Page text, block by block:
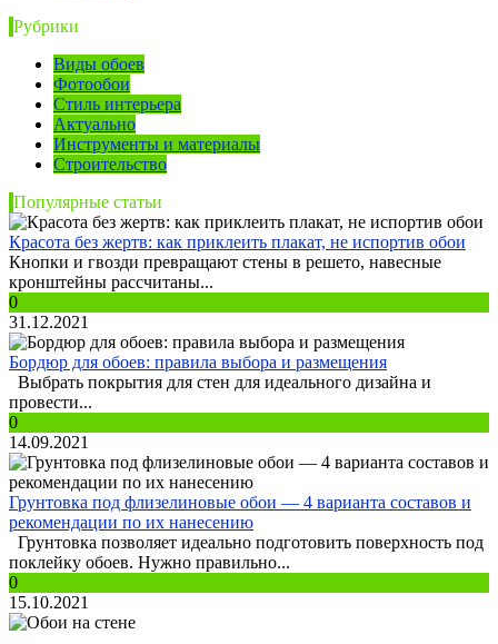
Рубрики
Виды обоев
Фотообои
Стиль интерьера
Актуально
Инструменты и материалы
Строительство
Популярные статьи
Красота без жертв: как приклеить плакат, не испортив обои
Кнопки и гвозди превращают стены в решето, навесные
кронштейны рассчитаны...
0
31.12.2021
Бордюр для обоев: правила выбора и размещения
Выбрать покрытия для стен для идеального дизайна и
провести...
0
14.09.2021
Грунтовка под флизелиновые обои — 4 варианта составов и
рекомендации по их нанесению
Грунтовка позволяет идеально подготовить поверхность под
поклейку обоев. Нужно правильно...
0
15.10.2021